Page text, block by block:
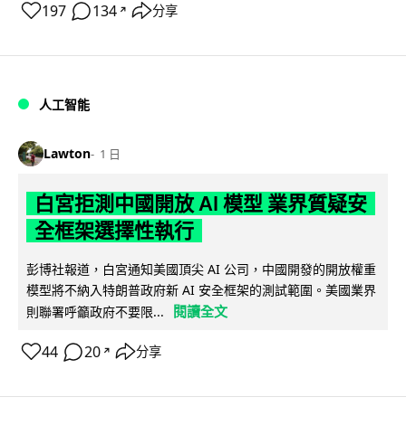
197 134 ↗ 分享
人工智能
Lawton 1 日
白宮拒測中國開放 AI 模型 業界質疑安
全框架選擇性執行
彭博社報道，白宮通知美國頂尖 AI 公司，中國開發的開放權重
模型將不納入特朗普政府新 AI 安全框架的測試範圍。美國業界
則聯署呼籲政府不要限...
閱讀全文
44 20 ↗ 分享